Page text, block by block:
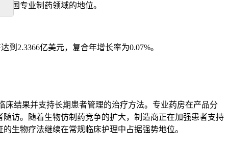
国专业制药领域的地位。
到2.3366亿美元，复合年增长率为0.07%。
结果并支持长期患者管理的治疗方法。专业药房在产品分
访。随着生物仿制药竞争的扩大，制造商正在加强患者支持
生物疗法继续在常规临床护理中占据强势地位。